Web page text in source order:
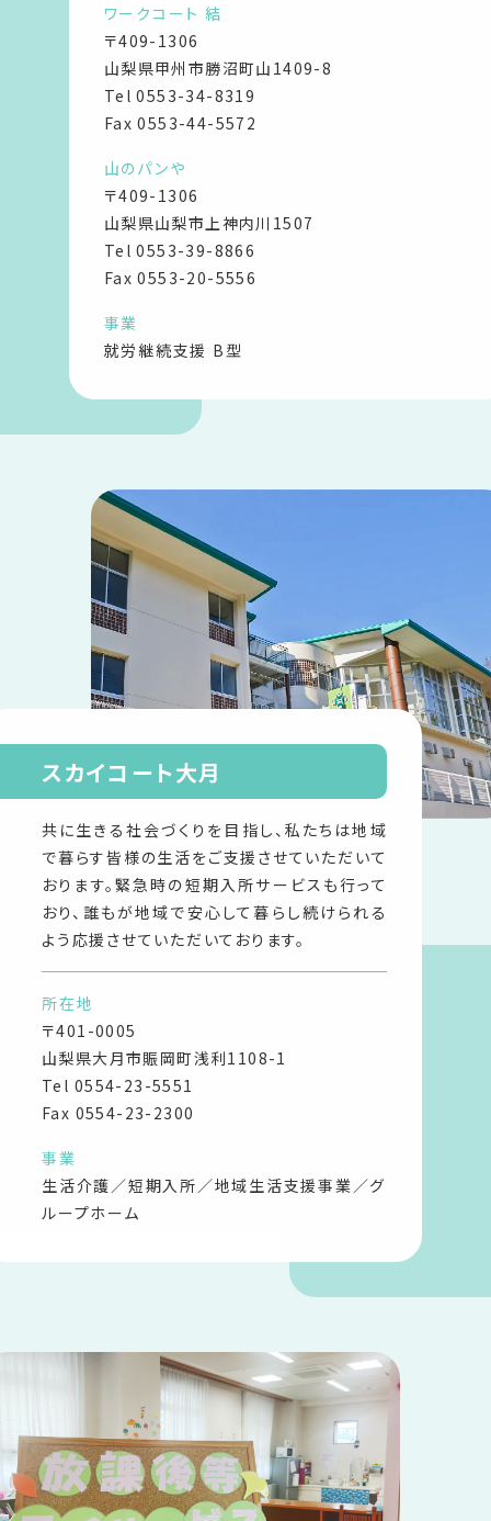
ワークコート 結
〒409-1306
山梨県甲州市勝沼町山1409-8
Tel0553-34-8319
Fax 0553-44-5572
山のパンや
〒409-1306
山梨県山梨市上神内川1507
Tel0553-39-8866
Fax 0553-20-5556
事業
就労継続支援 B型
スカイコート大月
共に生きる社会づくりを目指し、私たちは地域
で暮らす皆様の生活をご支援させていただいて
おります。緊急時の短期入所サービスも行って
おり、誰もが地域で安心して暮らし続けられる
よう応援させていただいております。
所在地
〒401-0005
山梨県大月市賑岡町浅利1108-1
Tel 0554-23-5551
Fax 0554-23-2300
事業
生活介護／短期入所／地域生活支援事業／グ
ループホーム